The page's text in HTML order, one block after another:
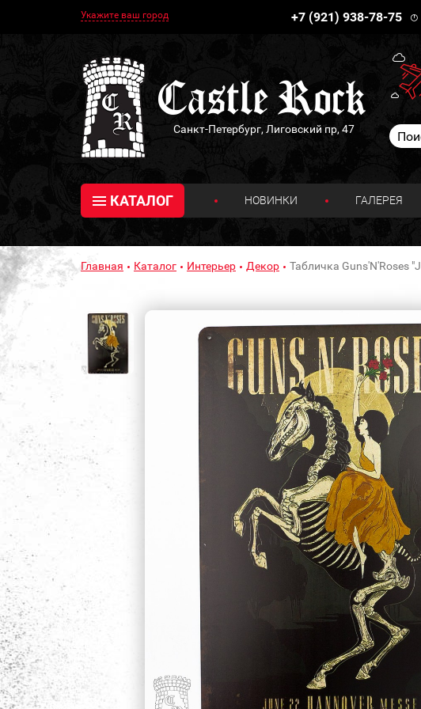
Укажите ваш город +7 (921) 938-78-75
Санкт-Петербург, Лиговский пр, 47
КАТАЛОГ НОВИНКИ ГАЛЕРЕЯ
Главная Каталог Интерьер Декор Табличка Guns'N'Roses